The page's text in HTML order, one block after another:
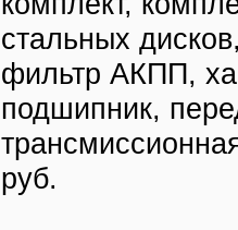
стальных
фильтр АКПП,
подшипник,
руб.